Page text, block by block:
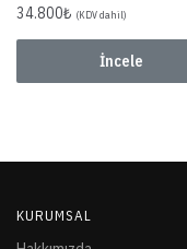
34.800₺ (KDV dahil)
İncele
KURUMSAL